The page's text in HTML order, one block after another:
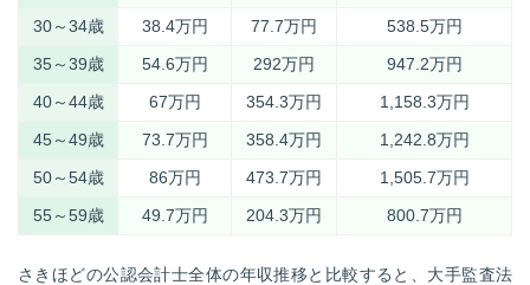
30～34歳 38.4万円 77.7万円
538.5万円
35～39歳
54.6万円 292万円
947.2万円
40～44歳
67万円 354.3万円
1,158.3万円
45～49歳
73.7万円 358.4万円
1,242.8万円
50～54歳
86万円 473.7万円
1,505.7万円
55～59歳
49.7万円 204.3万円 800.7万円
さきほどの公認会計士全体の年収推移と比較すると、大手監査法